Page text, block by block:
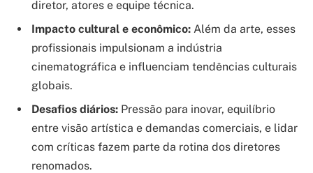
diretor, atores e equipe técnica.
Impacto cultural e econômico: Além da arte, esses
profissionais impulsionam a indústria
cinematográfica e influenciam tendências culturais
globais.
Desafios diários: Pressão para inovar, equilíbrio
entre visão artística e demandas comerciais, e lidar
com críticas fazem parte da rotina dos diretores
renomados.